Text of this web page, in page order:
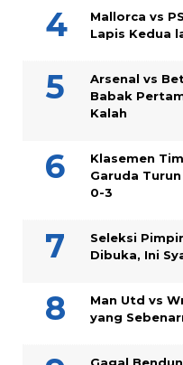
Mallorca vs
Lapis Kedua
Arsenal vs
Babak
Kalah
Klasemen
Garuda
0-3
Seleksi
Dibuka, Ini
Man Utd vs
yang